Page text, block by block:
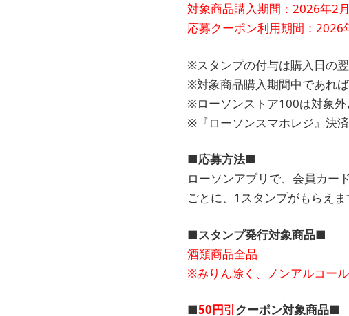
対象商品購入期間：2026年2
応募クーポン利用期間：
※スタンプの付与は購入日の翌
※対象商品購入期間中であれ
※ローソンストア100は対象外
※『ローソンスマホレジ』決済
■応募方法■
ローソンアプリで、会員カー
ごとに、1スタンプがもらえま
■スタンプ発行対象商品■
酒類商品全品
※みりん除く、ノンアルコー
■50円引クーポン対象商品■